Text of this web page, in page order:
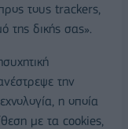
τους trackers,
της δικής σας».
την
η οποία
με τα cookies,